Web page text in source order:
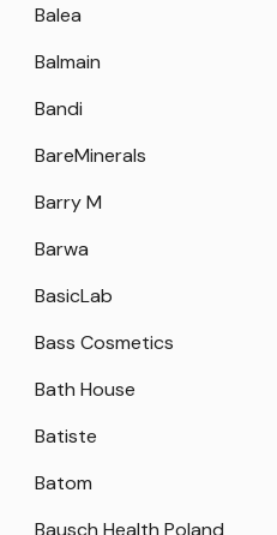
Balea
Balmain
Bandi
BareMinerals
Barry M
Barwa
BasicLab
Bass Cosmetics
Bath House
Batiste
Batom
Bausch Health Poland